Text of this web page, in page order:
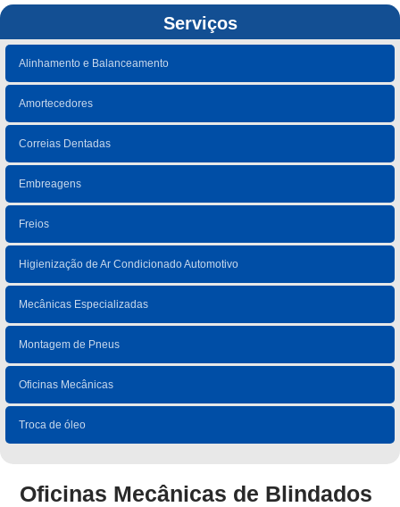
Serviços
Alinhamento e Balanceamento
Amortecedores
Correias Dentadas
Embreagens
Freios
Higienização de Ar Condicionado Automotivo
Mecânicas Especializadas
Montagem de Pneus
Oficinas Mecânicas
Troca de óleo
Oficinas Mecânicas de Blindados